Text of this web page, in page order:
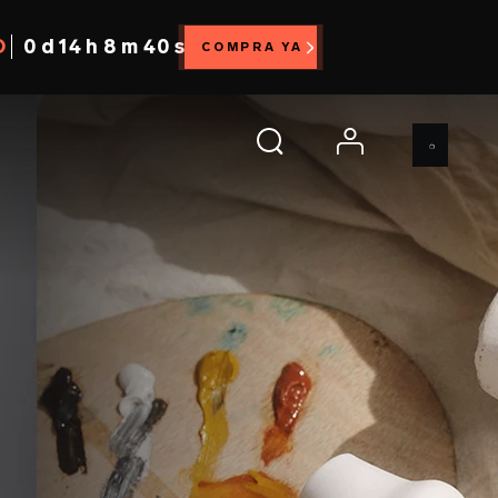
0 d 14 h 8 m 38 s COMPRA YA
account